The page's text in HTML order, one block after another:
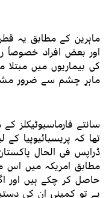
ماہرین کے مطابق یہ
اور بعض افراد خصوصاً
کی بیماریوں میں
ماہرِ چشم سے ضرور
سانتے فارماسیوٹیکلز
تھا کہ پریسبائیوپیا
ڈراپس فی الحال
مطابق امریکہ میں
حاصل کر چکے ہیں اور
ہے تو کمپنی ان کی